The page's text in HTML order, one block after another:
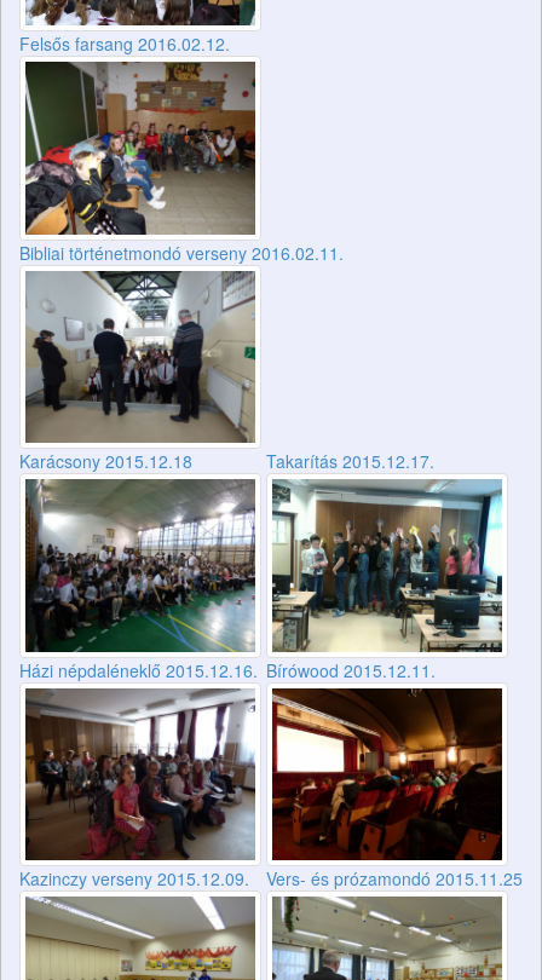
Felsős farsang 2016.02.12.
Bibliai történetmondó verseny 2016.02.11.
Karácsony 2015.12.18 Takarítás 2015.12.17.
Házi népdaléneklő 2015.12.16. Bírówood 2015.12.11.
Kazinczy verseny 2015.12.09. Vers- és prózamondó 2015.11.25